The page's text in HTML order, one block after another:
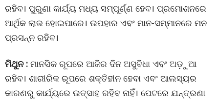
ରହିବ। ପୁରୁଣା କାର୍ଯ୍ୟ ମଧ୍ୟ ସମ୍ପୂର୍ଣ୍ଣ ହେବ। ପ୍ରମୋଶନରେ
ଆର୍ଥିକ ଲାଭ ହୋଇପାରେ। ଉପହାର ଏବଂ ମାନ-ସମ୍ମାନରେ ମନ
ପ୍ରସନ୍ନ ରହିବ।
ମିଥୁନ : ମାନସିକ ରୂପରେ ଆଜିର ଦିନ ଅସୁବିଧା ଏବଂ ଅଡ଼ୁଆ
ରହିବ। ଶାରୀରିକ ରୂପରେ ଶକ୍ତିହୀନ ହେବା ଏବଂ ଆଲସ୍ୟର
କାରଣରୁ କାର୍ଯ୍ୟରେ ଉତ୍ସାହ ରହିବ ନାହିଁ। ପେଟରେ ଯନ୍ତ୍ରଣା